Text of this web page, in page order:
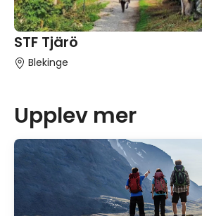
STF Tjärö
Blekinge
Upplev mer